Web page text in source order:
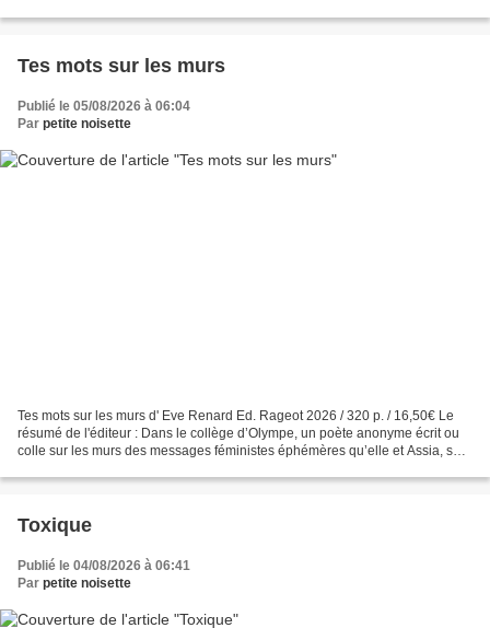
Tes mots sur les murs
Publié le 05/08/2026 à 06:04
Par petite noisette
Tes mots sur les murs d' Eve Renard Ed. Rageot 2026 / 320 p. / 16,50€ Le
résumé de l'éditeur : Dans le collège d’Olympe, un poète anonyme écrit ou
colle sur les murs des messages féministes éphémères qu’elle et Assia, sa
Toxique
Publié le 04/08/2026 à 06:41
Par petite noisette